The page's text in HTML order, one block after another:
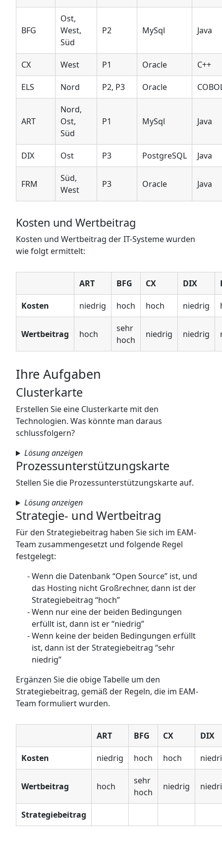
BFG
Ost,
West,
Süd
P2 MySql Java
CX West P1 Oracle C++
ELS Nord P2, P3 Oracle
ART
Nord,
Ost,
Süd
P1 MySql Java
DIX Ost P3 PostgreSQL Java
FRM
Süd,
West
P3 Oracle Java
Kosten und Wertbeitrag
Kosten und Wertbeitrag der IT-Systeme wurden
wie folgt ermittelt:
ART BFG CX DIX
Kosten niedrig hoch hoch niedrig
Wertbeitrag hoch
sehr
hoch
niedrig niedrig
Ihre Aufgaben
Clusterkarte
Erstellen Sie eine Clusterkarte mit den
Technologien. Was könnte man daraus
schlussfolgern?
Lösung anzeigen
Prozessunterstützungskarte
Stellen Sie die Prozessunterstützungskarte auf.
Lösung anzeigen
Strategie- und Wertbeitrag
Für den Strategiebeitrag haben Sie sich im EAM-
Team zusammengesetzt und folgende Regel
festgelegt:
Wenn die Datenbank “Open Source” ist, und
das Hosting nicht Großrechner, dann ist der
Strategiebeitrag “hoch”
Wenn nur eine der beiden Bedingungen
erfüllt ist, dann ist er “niedrig”
Wenn keine der beiden Bedingungen erfüllt
ist, dann ist der Strategiebeitrag “sehr
niedrig”
Ergänzen Sie die obige Tabelle um den
Strategiebeitrag, gemäß der Regeln, die im EAM-
Team formuliert wurden.
ART BFG CX DIX
Kosten niedrig hoch hoch
Wertbeitrag hoch
sehr
hoch
niedrig
Strategiebeitrag